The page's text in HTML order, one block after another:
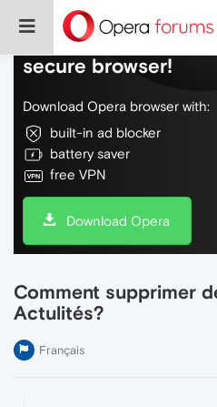
Do more on the
secure browser!
Download Opera browser with:
built-in ad blocker
battery saver
free VPN
Download Opera
Comment supprimer
Actulités?
Français